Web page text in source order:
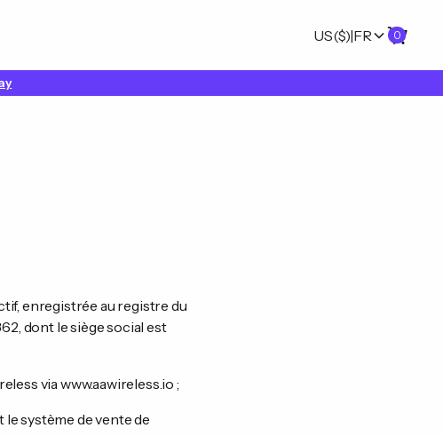
US($)|FR 0
enregistrée au registre du
dont le siège social est
via www.aawireless.io ;
système de vente de